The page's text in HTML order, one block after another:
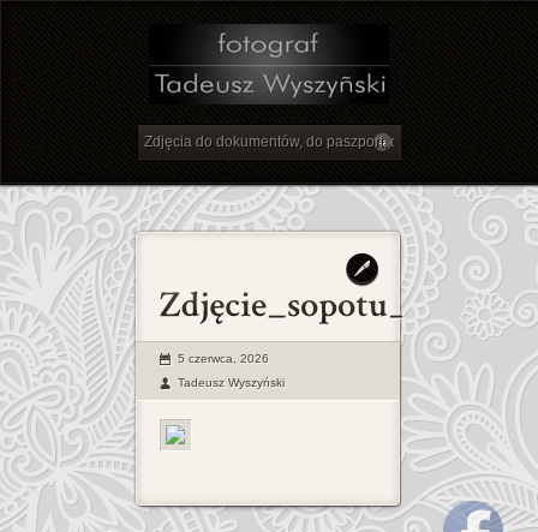
5 czerwca, 2026
Tadeusz Wyszyński